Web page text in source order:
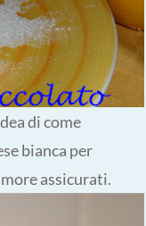
di come
bianca per
assicurati.